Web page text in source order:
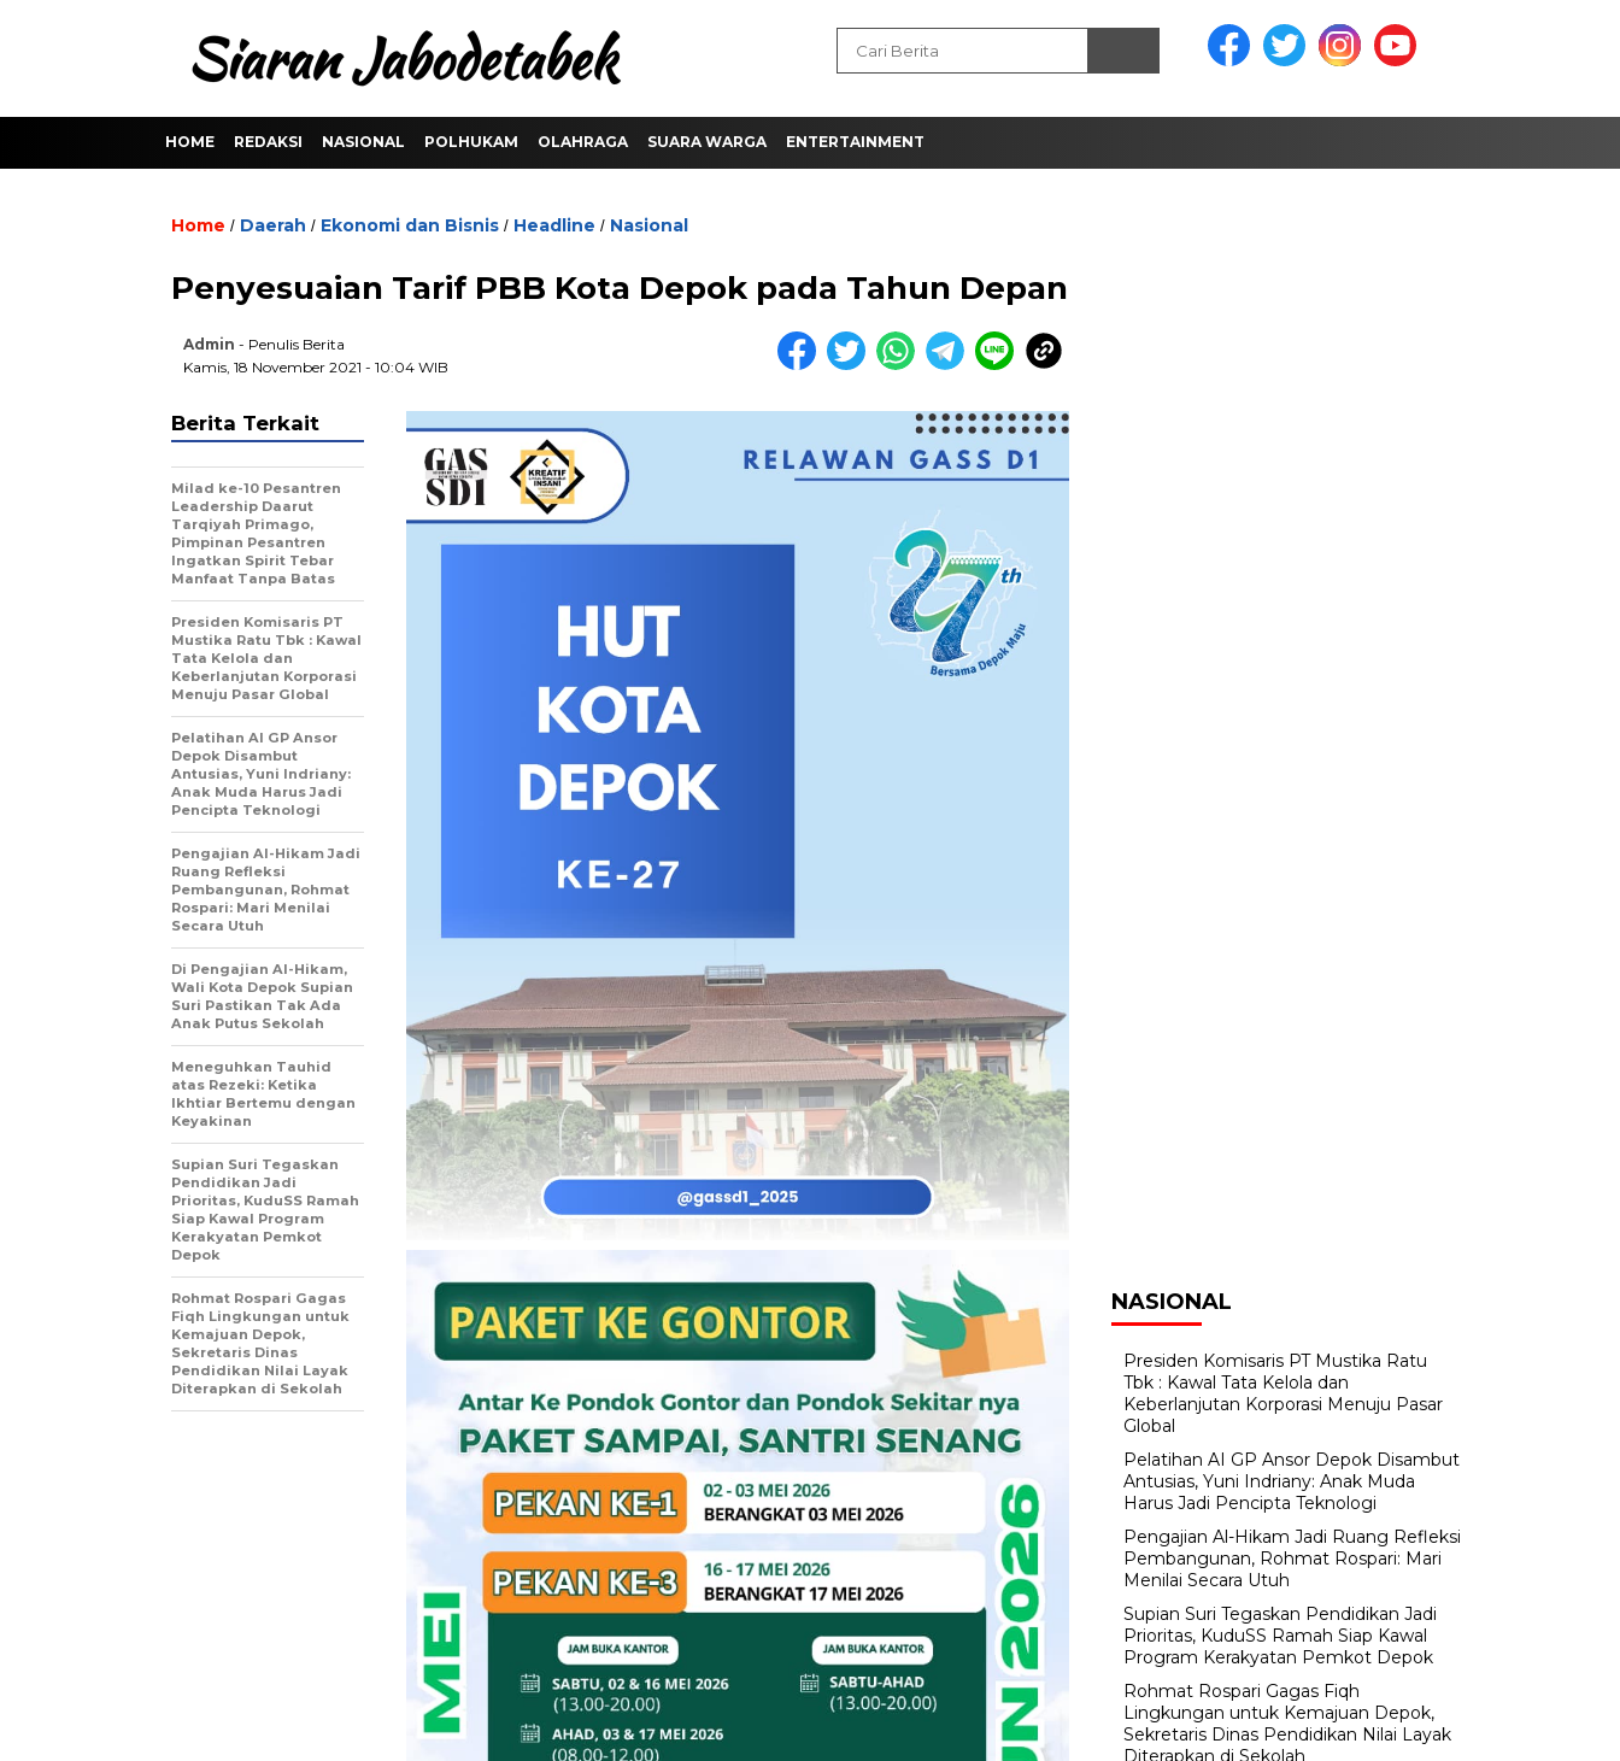
HOME REDAKSI NASIONAL POLHUKAM OLAHRAGA SUARA WARGA ENTERTAINMENT
Home / Daerah / Ekonomi dan Bisnis / Headline / Nasional
Penyesuaian Tarif PBB Kota Depok pada Tahun Depan
Admin - Penulis Berita
Kamis, 18 November 2021 - 10:04 WIB
Berita Terkait
Milad ke-10 Pesantren
Leadership Daarut
Tarqiyah Primago,
Pimpinan Pesantren
Ingatkan Spirit Tebar
Manfaat Tanpa Batas
Presiden Komisaris PT
Mustika Ratu Tbk : Kawal
Tata Kelola dan
Keberlanjutan Korporasi
Menuju Pasar Global
Pelatihan AI GP Ansor
Depok Disambut
Antusias, Yuni Indriany:
Anak Muda Harus Jadi
Pencipta Teknologi
Pengajian Al-Hikam Jadi
Ruang Refleksi
Pembangunan, Rohmat
Rospari: Mari Menilai
Secara Utuh
Di Pengajian Al-Hikam,
Wali Kota Depok Supian
Suri Pastikan Tak Ada
Anak Putus Sekolah
Meneguhkan Tauhid
atas Rezeki: Ketika
Ikhtiar Bertemu dengan
Keyakinan
Supian Suri Tegaskan
Pendidikan Jadi
Prioritas, KuduSS Ramah
Siap Kawal Program
Kerakyatan Pemkot
Depok
Rohmat Rospari Gagas
Fiqh Lingkungan untuk
Kemajuan Depok,
Sekretaris Dinas
Pendidikan Nilai Layak
Diterapkan di Sekolah
NASIONAL
Presiden Komisaris PT Mustika Ratu
Tbk : Kawal Tata Kelola dan
Keberlanjutan Korporasi Menuju Pasar
Global
Pelatihan AI GP Ansor Depok Disambut
Antusias, Yuni Indriany: Anak Muda
Harus Jadi Pencipta Teknologi
Pengajian Al-Hikam Jadi Ruang Refleksi
Pembangunan, Rohmat Rospari: Mari
Menilai Secara Utuh
Supian Suri Tegaskan Pendidikan Jadi
Prioritas, KuduSS Ramah Siap Kawal
Program Kerakyatan Pemkot Depok
Rohmat Rospari Gagas Fiqh
Lingkungan untuk Kemajuan Depok,
Sekretaris Dinas Pendidikan Nilai Layak
Diterapkan di Sekolah